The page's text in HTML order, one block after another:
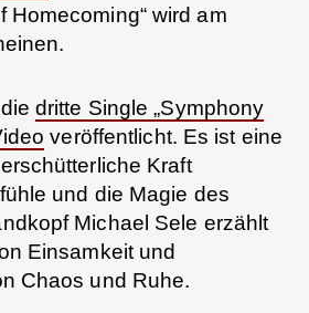
Homecoming“ wird am
dritte Single „Symphony
veröffentlicht. Es ist eine
Kraft
und die Magie des
Michael Sele erzählt
Einsamkeit und
Chaos und Ruhe.